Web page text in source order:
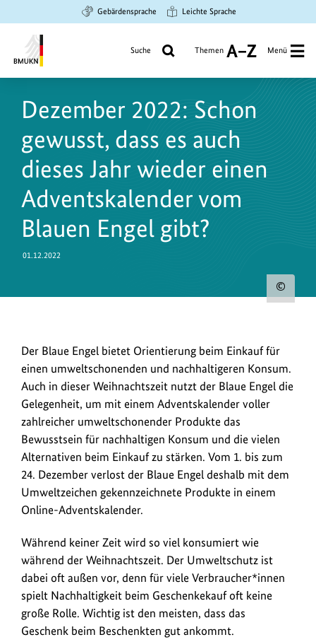
Hauptinhalt
springen
Suche
springen
Hauptnavigation
springen
Gebärdensprache Leichte Sprache
Umwelt,
Naturschutz
nukleare
Sicherheit
Suche Themen
A
Z
Menü
Dezember 2022: Schon
gewusst, dass es auch
dieses Jahr wieder einen
Adventskalender vom
Blauen Engel gibt?
01.12.2022
Der
Blaue
Engel
stärkt
mit
einem
Adventskalender
voller
zahlreicher
umweltschonender
das
Bewusstsein
für
Konsum
und
vielen
Der Blaue Engel bietet Orientierung beim Einkauf für
einen umweltschonenden und nachhaltigeren Konsum.
Auch in dieser Weihnachtszeit nutzt der Blaue Engel die
Gelegenheit, um mit einem Adventskalender voller
zahlreicher umweltschonender Produkte das
Bewusstsein für nachhaltigen Konsum und die vielen
Alternativen beim Einkauf zu stärken. Vom 1. bis zum
24. Dezember verlost der Blaue Engel deshalb mit dem
Umweltzeichen gekennzeichnete Produkte in einem
Online-Adventskalender.
Während keiner Zeit wird so viel konsumiert wie
während der Weihnachtszeit. Der Umweltschutz ist
dabei oft außen vor, denn für viele Verbraucher*innen
spielt Nachhaltigkeit beim Geschenkekauf oft keine
große Rolle. Wichtig ist den meisten, dass das
Geschenk beim Beschenkten gut ankommt.